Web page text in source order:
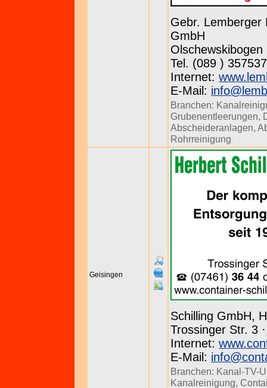
Gebr. Lemberger
GmbH
Olschewskibogen
Tel. (089 )
Internet:
E-Mail:
Branchen:
Grubenentleerungen,
Abscheideranlagen,
Rohrreinigung
Geisingen
Schilling GmbH,
Trossinger Str. 3
Internet:
E-Mail:
Branchen: Kanal-TV-
Kanalreinigung,